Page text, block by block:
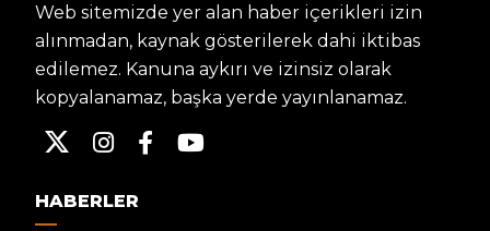
Web sitemizde yer alan haber içerikleri izin
alınmadan, kaynak gösterilerek dahi iktibas
edilemez. Kanuna aykırı ve izinsiz olarak
kopyalanamaz, başka yerde yayınlanamaz.
HABERLER